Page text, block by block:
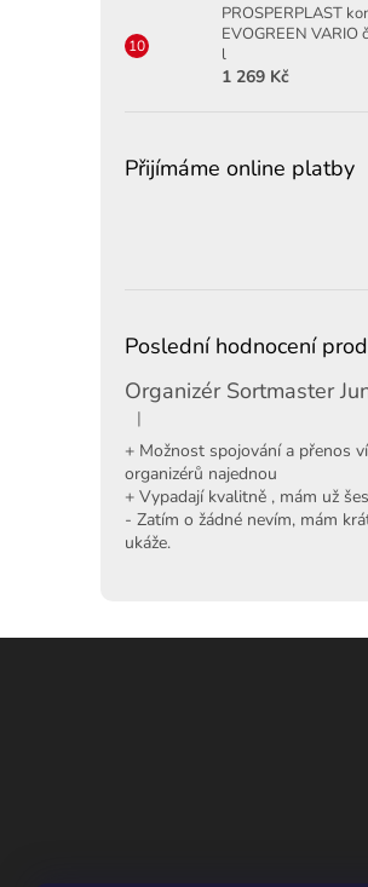
PROSPERPLAST
EVOGREEN VARIO
l
1 269 Kč
Přijímáme online platby
Poslední hodnocení
Hodnocení produktu je 5 z 5
|
+ Možnost spojování a přenos
organizérů najednou
+ Vypadají kvalitně , mám už
- Zatím o žádné nevím, mám
ukáže.
Z